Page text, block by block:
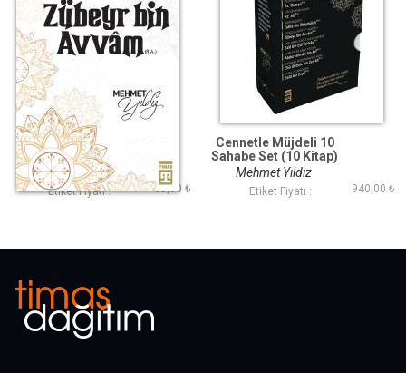
Zübeyr Bin Avvam
(R.A.)
Mehmet Yıldız
Etiket Fiyatı : 80,00 ₺
Cennetle Müjdeli 10
Sahabe Set (10 Kitap)
Mehmet Yıldız
Etiket Fiyatı : 940,00 ₺